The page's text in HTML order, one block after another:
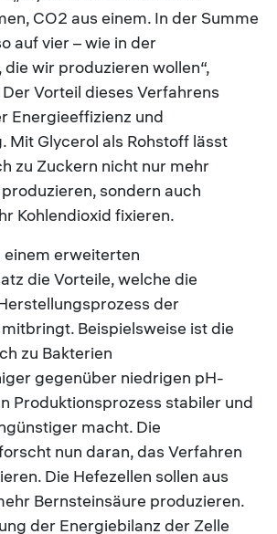
CO2 aus einem. In der Summe
auf vier – wie in der
wir produzieren wollen“,
Vorteil dieses Verfahrens
Energieeffizienz und
Mit Glycerol als Rohstoff lässt
zu Zuckern nicht nur mehr
sondern auch
Kohlendioxid fixieren.
einem erweiterten
die Vorteile, welche die
der
Beispielsweise ist die
zu Bakterien
gegenüber niedrigen pH-
Produktionsprozess stabiler und
macht. Die
nun daran, das Verfahren
Die Hefezellen sollen aus
Bernsteinsäure produzieren.
der Energiebilanz der Zelle